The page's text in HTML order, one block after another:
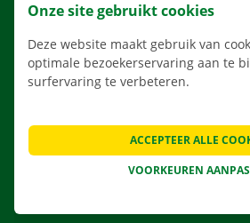
ONZE DIENSTEN
LOCATIES
APP
CONTACTEER
Onze site gebruikt cookies
Deze website maakt gebruik van
optimale bezoekerservaring aan te
surfervaring te verbeteren.
VOORKEUREN
ACCEPTEER ALLE